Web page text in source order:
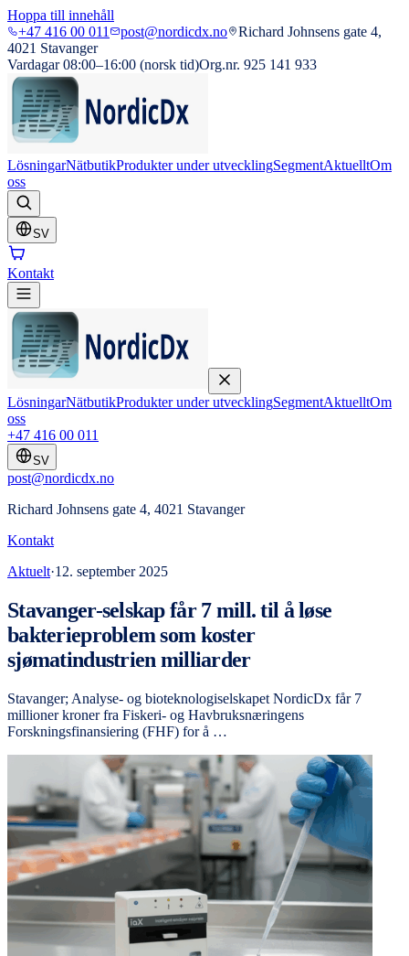
Hoppa till innehåll
+47 416 00 011
post@nordicdx.no
Richard Johnsens gate 4,
4021 Stavanger
Vardagar 08:00–16:00 (norsk tid)Org.nr. 925 141 933
LösningarNätbutikProdukter under utvecklingSegmentAktuelltOm
oss
SV
Kontakt
LösningarNätbutikProdukter under utvecklingSegmentAktuelltOm
oss
+47 416 00 011
SV
post@nordicdx.no
Richard Johnsens gate 4, 4021 Stavanger
Kontakt
Aktuelt·12. september 2025
Stavanger-selskap får 7 mill. til å løse
bakterieproblem som koster
sjømatindustrien milliarder
Stavanger; Analyse- og bioteknologiselskapet NordicDx får 7
millioner kroner fra Fiskeri- og Havbruksnæringens
Forskningsfinansiering (FHF) for å …